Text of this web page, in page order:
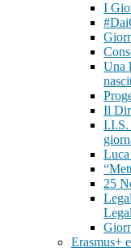
I
Una
Il
I.I.S.
25
Erasmus+